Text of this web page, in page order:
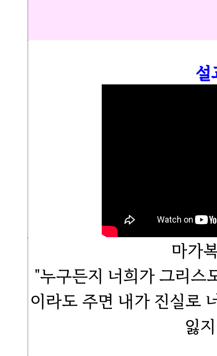
설
마가
"누구든지 너희가 그리
이라도 주면 내가 진실로
잃